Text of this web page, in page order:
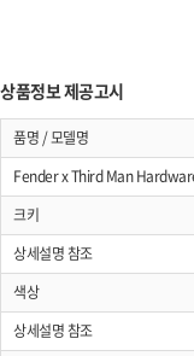
상품정보 제공고시
품명 / 모델명
Fender x Third Man
크키
상세설명 참조
색상
상세설명 참조